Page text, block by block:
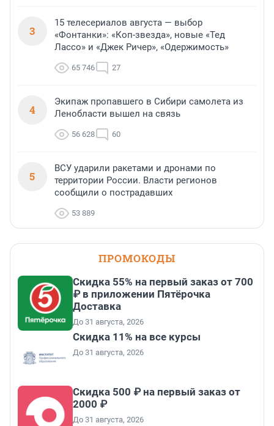
3
15 телесериалов августа — выбор
«Фонтанки»: «Коп-звезда», новые «Тед
Лассо» и «Джек Ричер», «Одержимость»
65 746 27
4
Экипаж пропавшего в Сибири самолета из
Ленобласти вышел на связь
56 628 60
5
ВСУ ударили ракетами и дронами по
территории России. Власти регионов
сообщили о пострадавших
53 889
ПРОМОКОДЫ
Скидка 55% на первый заказ от 700
₽ в приложении Пятёрочка
Доставка
До 31 августа, 2026
Скидка 11% на все курсы
До 31 августа, 2026
Скидка 500 ₽ на первый заказ от
2000 ₽
До 31 августа, 2026